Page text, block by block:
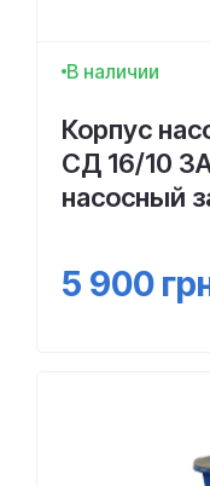
В наличии
Корпус
СД 16/10
насосный
5 900